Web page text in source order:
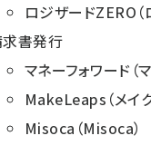
ロジザードZERO（
書発行
マネーフォワード（
MakeLeaps（メイク
Misoca（Misoca）